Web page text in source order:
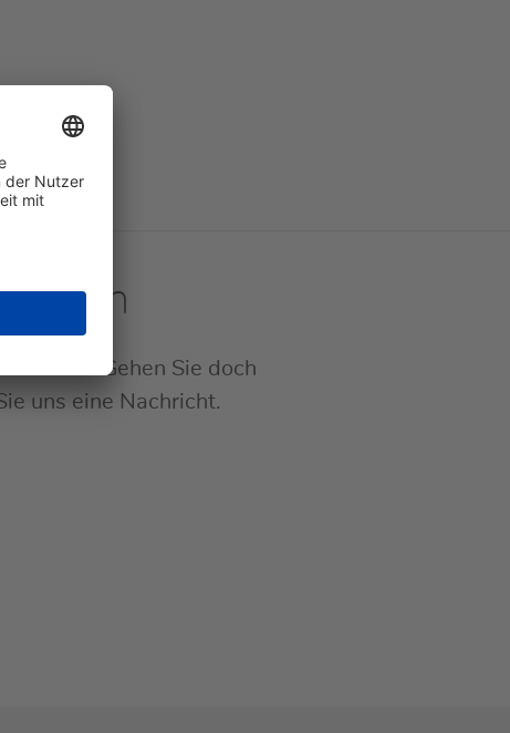
Service. Gehen Sie doch
uns eine Nachricht.